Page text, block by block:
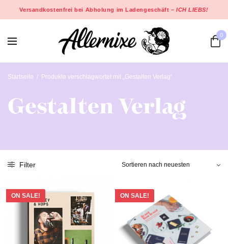
Versandkostenfrei bei Abholung im Ladengeschäft –ICH LIEBS!
0
Startseite / Produkte verschlagwortet mit „Gestalten Verlag“
Gestalten Verlag
Filter
ON SALE! ON SALE!